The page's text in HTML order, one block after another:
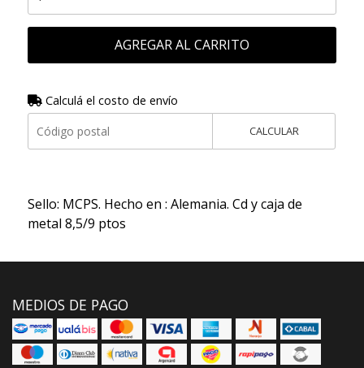
AGREGAR AL CARRITO
Calculá el costo de envío
CALCULAR
Sello: MCPS. Hecho en : Alemania. Cd y caja de
metal 8,5/9 ptos
MEDIOS DE PAGO